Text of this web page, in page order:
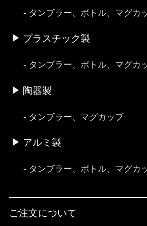
タンブラー、ボトル、マグカ
プラスチック製
タンブラー、ボトル、マグカ
陶器製
タンブラー、マグカップ
アルミ製
タンブラー、ボトル、マグカ
ご注文について